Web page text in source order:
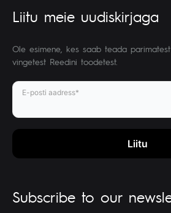
Liitu meie uudiskirjaga
Ole esimene, kes saab teada
vingetest Reedini toodetest.
E-posti aadress*
Subscribe to our